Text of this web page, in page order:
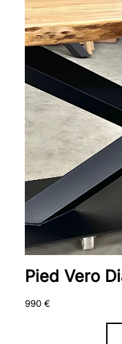
Pied Vero
990 €